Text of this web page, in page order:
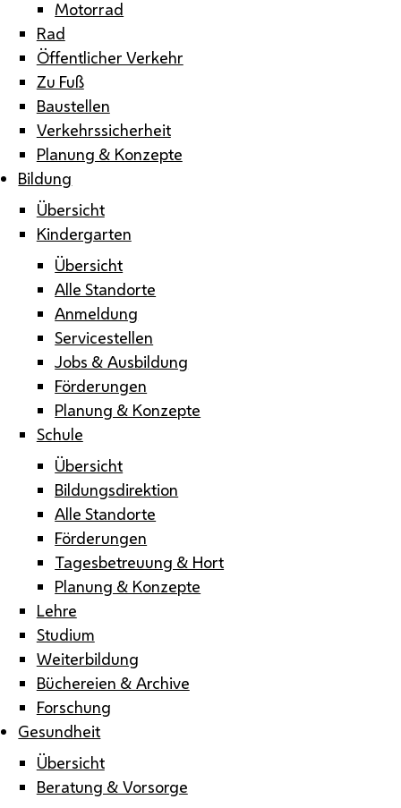
Motorrad
Rad
Öffentlicher Verkehr
Zu Fuß
Baustellen
Verkehrssicherheit
Planung & Konzepte
Bildung
Übersicht
Kindergarten
Übersicht
Alle Standorte
Anmeldung
Servicestellen
Jobs & Ausbildung
Förderungen
Planung & Konzepte
Schule
Übersicht
Bildungsdirektion
Alle Standorte
Förderungen
Tagesbetreuung & Hort
Planung & Konzepte
Lehre
Studium
Weiterbildung
Büchereien & Archive
Forschung
Gesundheit
Übersicht
Beratung & Vorsorge